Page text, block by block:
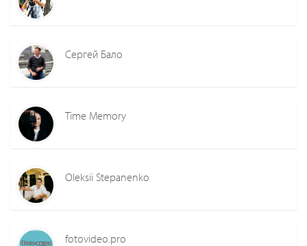
Сергей Бало
Time Memory
Oleksii Stepanenko
fotovideo.pro